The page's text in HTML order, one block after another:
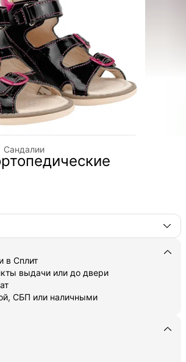
Сандалии
в Сплит
выдачи или до двери
СБП или наличными